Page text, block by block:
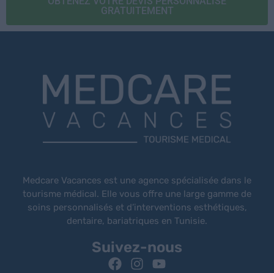
GRATUITEMENT
Medcare Vacances est une agence spécialisée dans le
tourisme médical. Elle vous offre une large gamme de
soins personnalisés et d’interventions esthétiques,
dentaire, bariatriques en Tunisie.
Suivez-nous